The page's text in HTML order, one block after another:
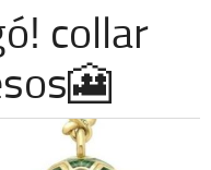
collar